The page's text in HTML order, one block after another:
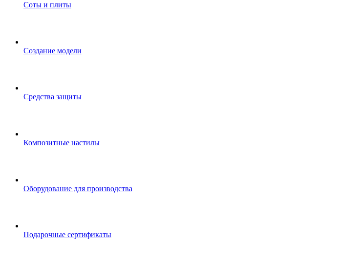
Соты и плиты
Создание модели
Средства защиты
Композитные настилы
Оборудование для производства
Подарочные сертификаты